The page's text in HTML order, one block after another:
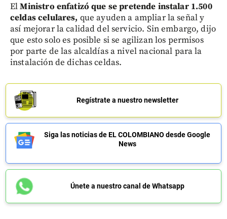
ElMinistro enfatizó que se pretende instalar 1.500
celdas celulares, que ayuden a ampliar la señal y
así mejorar la calidad del servicio. Sin embargo, dijo
que esto solo es posible si se agilizan los permisos
por parte de las alcaldías a nivel nacional para la
instalación de dichas celdas.
Regístrate a nuestro newsletter
Siga las noticias de EL COLOMBIANO desde Google
News
Únete a nuestro canal de Whatsapp